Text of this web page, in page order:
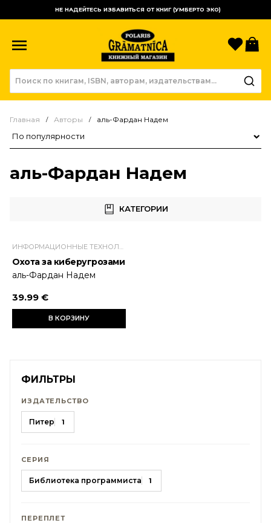
НЕ НАДЕЙТЕСЬ ИЗБАВИТЬСЯ ОТ КНИГ (УМБЕРТО ЭКО)
Главная Авторы аль-Фардан Надем
аль-Фардан Надем
КАТЕГОРИИ
ФИЛЬТРЫ
ИЗДАТЕЛЬСТВО
Питер 1
СЕРИЯ
Библиотека программиста 1
ПЕРЕПЛЕТ
Охота за киберугрозами
аль-Фардан Надем
39.99 €
В КОРЗИНУ